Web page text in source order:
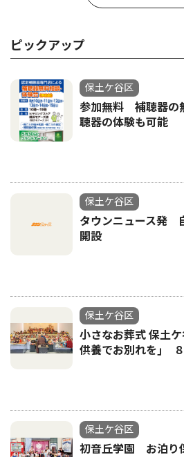
ピックアップ
保土ケ谷区
参加無料 補聴器の
聴器の体験も可能
保土ケ谷区
タウンニュース発
開設
保土ケ谷区
小さなお葬式 保土
供養でお別れを｣
保土ケ谷区
初音丘学園 お泊り